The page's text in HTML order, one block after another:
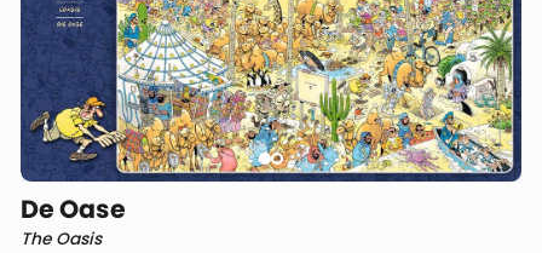
De Oase
The Oasis